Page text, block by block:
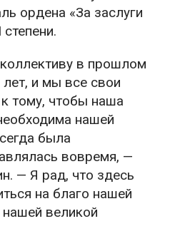
ордена «За заслуги
в прошлом
и мы все свои
тому, чтобы наша
нашей
была
вовремя, —
— Я рад, что здесь
на благо нашей
нашей великой